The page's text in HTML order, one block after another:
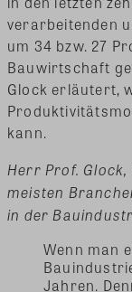
verarbeitenden
um 34 bzw. 27
Bauwirtschaft
Glock erläutert,
kann.
Herr Prof.
meisten
in der
Wenn man
Jahren.